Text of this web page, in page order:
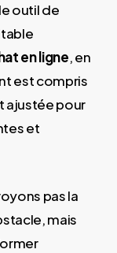
outil de
en ligne, en
est compris
ajustée pour
et
pas la
mais